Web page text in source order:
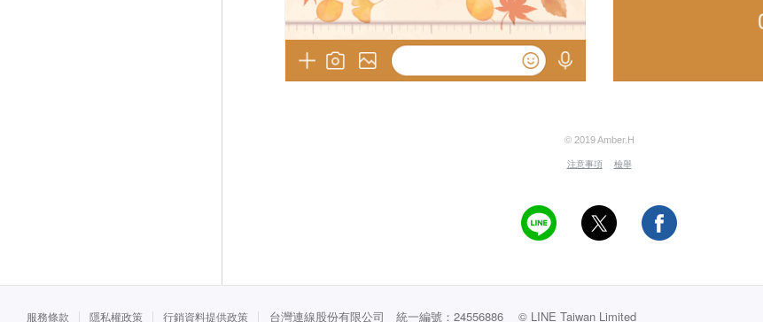
© 2019 Amber.H
注意事項 檢舉
服務條款 隱私權政策 行銷資料提供政策 台灣連線股份有限公司 統一編號：24556886 © LINE Taiwan Limited